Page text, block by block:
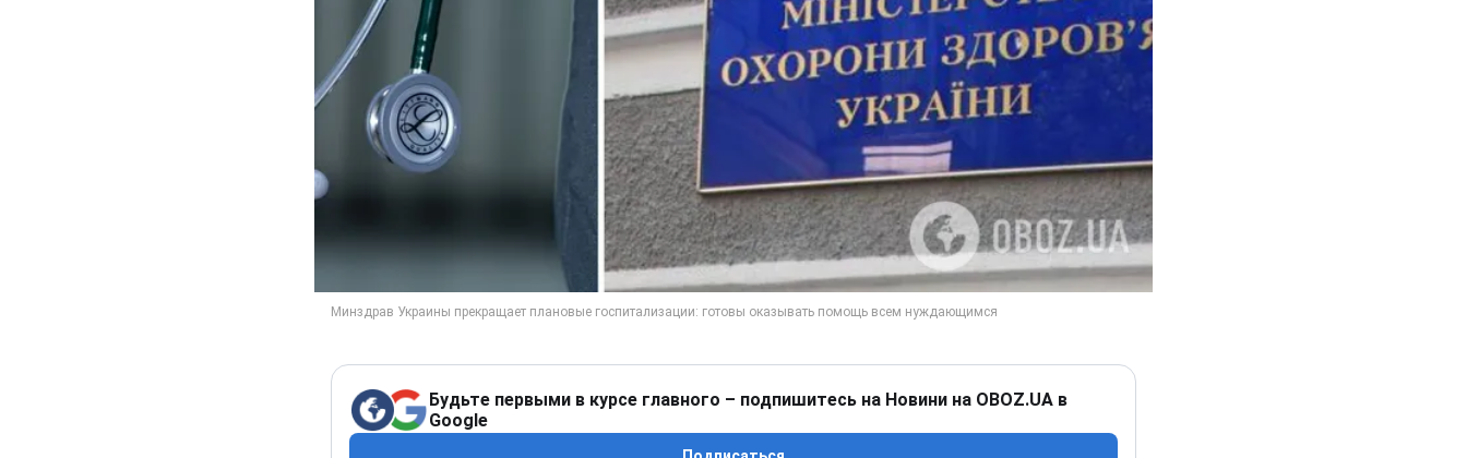
Будьте первыми в курсе главного – подпишитесь на Новини на OBOZ.UA в
Google